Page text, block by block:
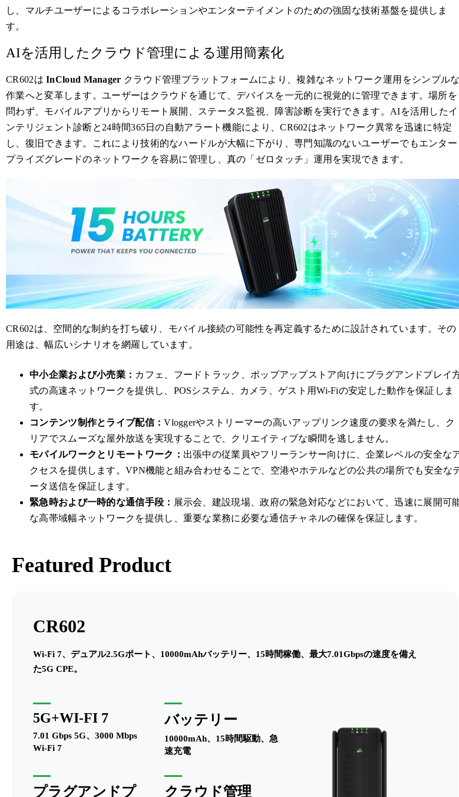
し、マルチユーザーによるコラボレーションやエンターテイメントのための強固な技術基盤を提供しま
す。
AIを活用したクラウド管理による運用簡素化
CR602はInCloud Manager クラウド管理プラットフォームにより、複雑なネットワーク運用をシンプルな
作業へと変革します。ユーザーはクラウドを通じて、デバイスを一元的に視覚的に管理できます。場所を
問わず、モバイルアプリからリモート展開、ステータス監視、障害診断を実行できます。AIを活用したイ
ンテリジェント診断と24時間365日の自動アラート機能により、CR602はネットワーク異常を迅速に特定
し、復旧できます。これにより技術的なハードルが大幅に下がり、専門知識のないユーザーでもエンター
プライズグレードのネットワークを容易に管理し、真の「ゼロタッチ」運用を実現できます。
CR602は、空間的な制約を打ち破り、モバイル接続の可能性を再定義するために設計されています。その
用途は、幅広いシナリオを網羅しています。
中小企業および小売業： カフェ、フードトラック、ポップアップストア向けにプラグアンドプレイ
式の高速ネットワークを提供し、POSシステム、カメラ、ゲスト用Wi-Fiの安定した動作を保証しま
す。
コンテンツ制作とライブ配信：Vloggerやストリーマーの高いアップリンク速度の要求を満たし、ク
リアでスムーズな屋外放送を実現することで、クリエイティブな瞬間を逃しません。
モバイルワークとリモートワーク： 出張中の従業員やフリーランサー向けに、企業レベルの安全な
クセスを提供します。VPN機能と組み合わせることで、空港やホテルなどの公共の場所でも安全な
ータ送信を保証します。
緊急時および一時的な通信手段： 展示会、建設現場、政府の緊急対応などにおいて、迅速に展開可
な高帯域幅ネットワークを提供し、重要な業務に必要な通信チャネルの確保を保証します。
Featured Product
CR602
Wi-Fi 7、デュアル2.5Gポート、10000mAhバッテリー、15時間稼働、最大7.01Gbpsの速度を備え
た5G CPE。
5G+WI-FI 7
7.01 Gbps 5G、3000 Mbps
Wi-Fi 7
バッテリー
10000mAh、15時間駆動、急
速充電
プラグアンドプ クラウド管理